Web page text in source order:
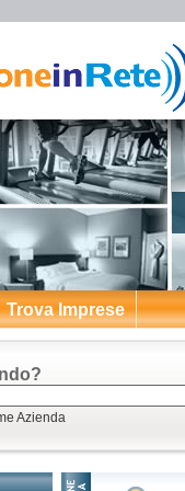
Trova Imprese
Azienda